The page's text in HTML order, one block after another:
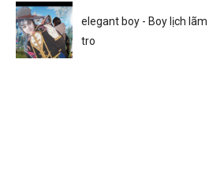
elegant boy - Boy lịch
tro